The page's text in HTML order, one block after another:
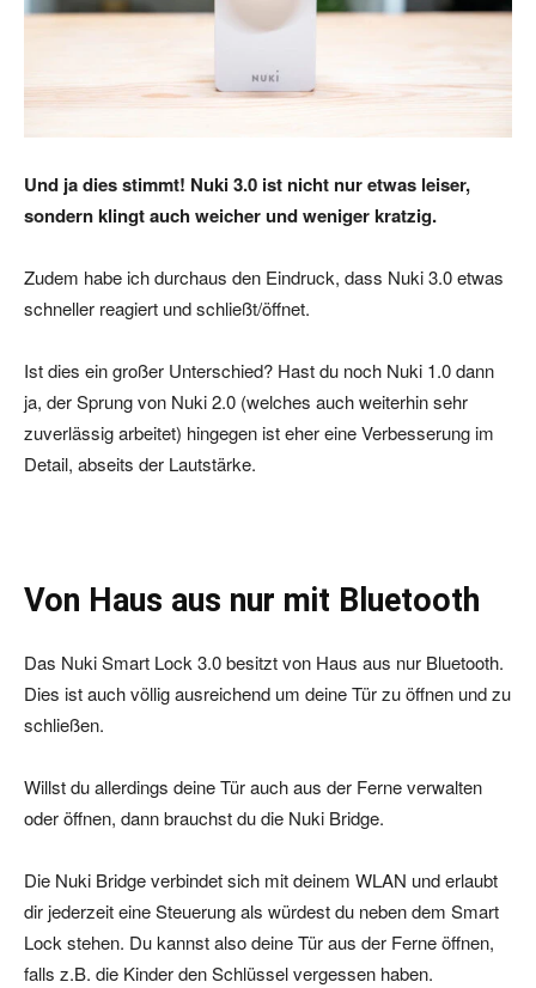
Und ja dies stimmt! Nuki 3.0 ist nicht nur etwas leiser,
sondern klingt auch weicher und weniger kratzig.
Zudem habe ich durchaus den Eindruck, dass Nuki 3.0 etwas
schneller reagiert und schließt/öffnet.
Ist dies ein großer Unterschied? Hast du noch Nuki 1.0 dann
ja, der Sprung von Nuki 2.0 (welches auch weiterhin sehr
zuverlässig arbeitet) hingegen ist eher eine Verbesserung im
Detail, abseits der Lautstärke.
Von Haus aus nur mit Bluetooth
Das Nuki Smart Lock 3.0 besitzt von Haus aus nur Bluetooth.
Dies ist auch völlig ausreichend um deine Tür zu öffnen und zu
schließen.
Willst du allerdings deine Tür auch aus der Ferne verwalten
oder öffnen, dann brauchst du die Nuki Bridge.
Die Nuki Bridge verbindet sich mit deinem WLAN und erlaubt
dir jederzeit eine Steuerung als würdest du neben dem Smart
Lock stehen. Du kannst also deine Tür aus der Ferne öffnen,
falls z.B. die Kinder den Schlüssel vergessen haben.